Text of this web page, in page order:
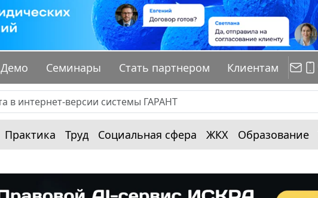
Демо Семинары Стать партнером Клиентам
Практика Труд Социальная сфера ЖКХ Образование